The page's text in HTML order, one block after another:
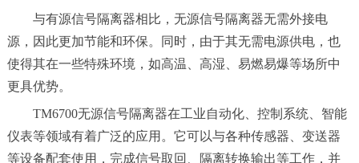
与有源信号隔离器相比，无源信号隔离器无需外接电
源，因此更加节能和环保。同时，由于其无需电源供电，也
使得其在一些特殊环境，如高温、高湿、易燃易爆等场所中
更具优势。
TM6700无源信号隔离器在工业自动化、控制系统、智能
仪表等领域有着广泛的应用。它可以与各种传感器、变送器
等设备配套使用，完成信号取回、隔离转换输出等工作，并